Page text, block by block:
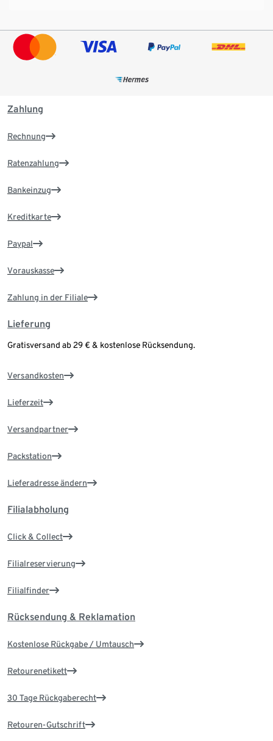
Zahlung
Rechnung
Ratenzahlung
Bankeinzug
Kreditkarte
Paypal
Vorauskasse
Zahlung in der Filiale
Lieferung
Gratisversand ab 29 € & kostenlose Rücksendung.
Versandkosten
Lieferzeit
Versandpartner
Packstation
Lieferadresse ändern
Filialabholung
Click & Collect
Filialreservierung
Filialfinder
Rücksendung & Reklamation
Kostenlose Rückgabe / Umtausch
Retourenetikett
30 Tage Rückgaberecht
Retouren-Gutschrift